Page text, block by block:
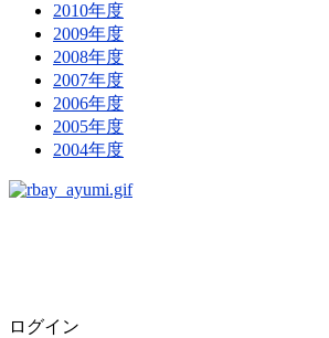
2010年度
2009年度
2008年度
2007年度
2006年度
2005年度
2004年度
ログイン